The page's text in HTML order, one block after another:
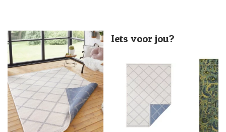
Iets voor jou?